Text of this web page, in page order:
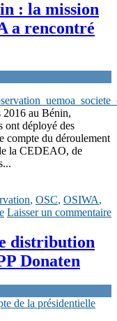
: la mission
a rencontré
2016 au Bénin,
ont déployé des
compte du déroulement
la CEDEAO, de
, OSC, OSIWA,
Laisser un commentaire
distribution
Donaten